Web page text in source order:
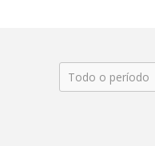
Todo o período